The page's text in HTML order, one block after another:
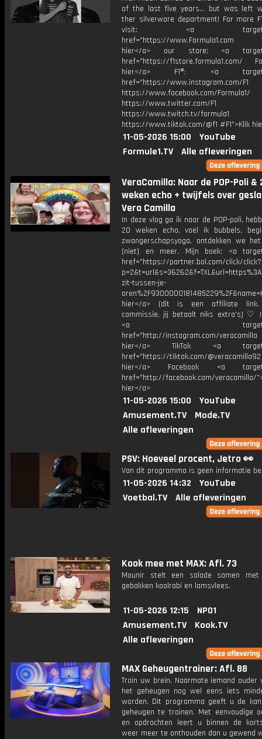
of the last five years... but was left
ther silverware department! For more
visit: <a
href="https://www.Formula1.com
hier</a> our store: <a
href="https://f1store.formula1.com/
hier</a> F1®: <a
href="https://www.instagram.com/F1
https://www.facebook.com/Formula1/
https://www.twitter.com/F1
https://www.twitch.tv/formula1
https://www.tiktok.com/@f1 #F1">Klik
11-05-2026 15:00
YouTube
Formule1.TV
Alle afleveringen
VeraCamilla: Naar de POP-Poli &
weken echo + twijfels over
Vera Camilla
In deze vlog ga ik naar de POP-poli,
20 weken echo, voel ik bubbels,
zwangerschapsyoga, ontdekken we
(niet) en meer. Mijn boek: <a
href="https://partner.bol.com/click/click?
zit-tussen-je-
hier</a> (dit is een affiliate
commissie, jij betaalt niks extra's) ♡
<a
href="http://instagram.com/
hier</a> TikTok <a
href="https://tiktok.com/
hier</a> Facebook <a
href="http://facebook.com/veracamilla/
hier</a>
11-05-2026 15:00
YouTube
Amusement.TV
Mode.TV
Alle afleveringen
PSV: Hoeveel procent, Jetro 👀
Van dit programma is geen informatie
11-05-2026 14:32
YouTube
Voetbal.TV
Alle afleveringen
Kook mee met MAX: Afl. 73
Mounir stelt een salade samen
gebakken koolrabi en lamsvlees.
11-05-2026 12:15
NPO1
Amusement.TV
Kook.TV
Alle afleveringen
MAX Geheugentrainer: Afl. 88
Train uw brein. Naarmate iemand ouder
het geheugen nog wel eens iets
worden. Dit programma geeft u de
geheugen te trainen. Met eenvoudige
en opdrachten leert u binnen de
weer meer te onthouden dan u gewend